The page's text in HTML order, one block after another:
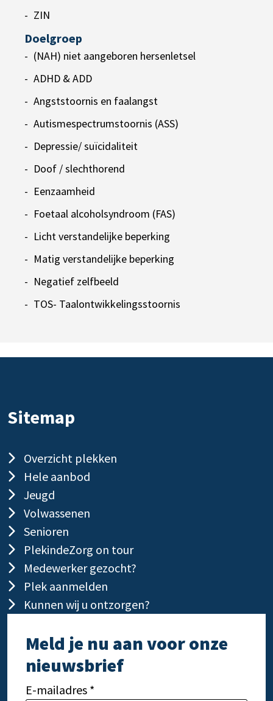
ZIN
Doelgroep
(NAH) niet aangeboren hersenletsel
ADHD & ADD
Angststoornis en faalangst
Autismespectrumstoornis (ASS)
Depressie/ suïcidaliteit
Doof / slechthorend
Eenzaamheid
Foetaal alcoholsyndroom (FAS)
Licht verstandelijke beperking
Matig verstandelijke beperking
Negatief zelfbeeld
TOS- Taalontwikkelingsstoornis
Sitemap
Overzicht plekken
Hele aanbod
Jeugd
Volwassenen
Senioren
PlekindeZorg on tour
Medewerker gezocht?
Plek aanmelden
Kunnen wij u ontzorgen?
Meld je nu aan voor onze
nieuwsbrief
E-mailadres *